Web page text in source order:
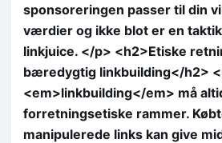
sponsoreringen passer til din
værdier og ikke blot er en
linkjuice. </p> <h2>Etiske
bæredygtig linkbuilding</h2>
<em>linkbuilding</em> må
forretningsetiske rammer.
manipulerede links kan give